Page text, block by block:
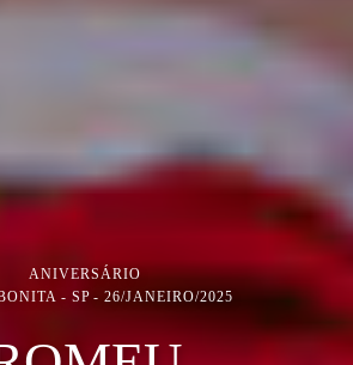
ANIVERSÁRIO
- SP
26/JANEIRO/2025